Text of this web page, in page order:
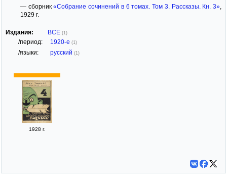
— сборник«Собрание сочинений в 6 томах. Том 3. Рассказы. Кн. 3»
1929 г.
Издания: ВСЕ (1)
/период: 1920-е (1)
/языки: русский (1)
1928 г.